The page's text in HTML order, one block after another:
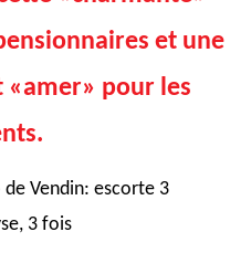
et une
pour les
Vendin: escorte 3
3 fois